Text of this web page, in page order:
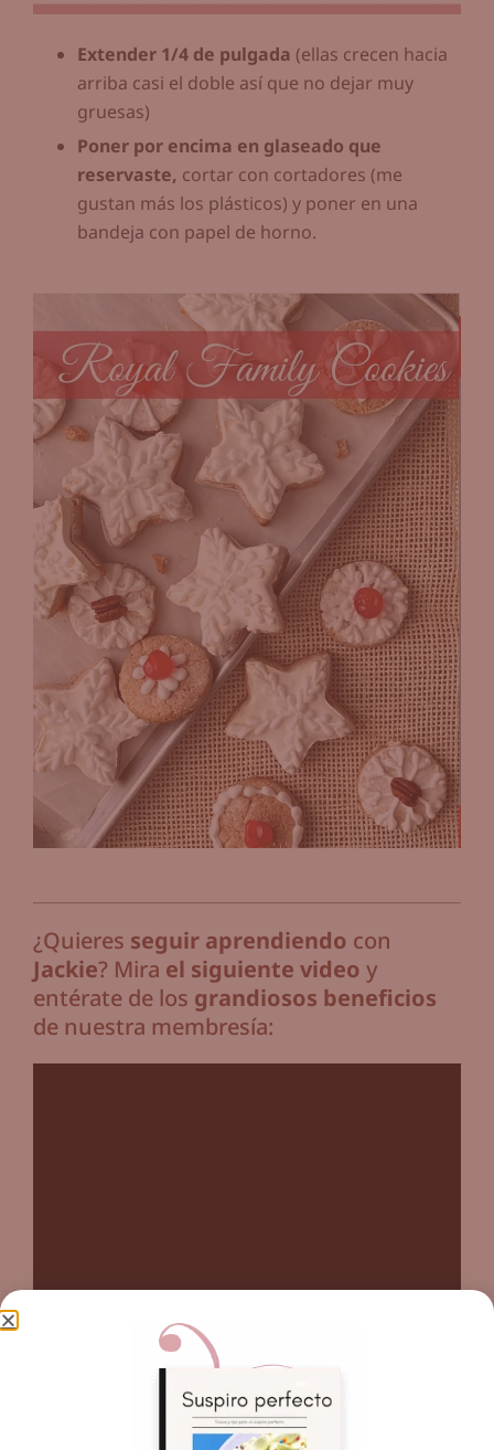
Extender 1/4 de pulgada (ellas crecen hacia
arriba casi el doble así que no dejar muy
gruesas)
Poner por encima en glaseado que
reservaste, cortar con cortadores (me
gustan más los plásticos) y poner en una
bandeja con papel de horno.
¿Quieres seguir aprendiendo con
Jackie? Mira el siguiente video y
entérate de los grandiosos beneficios
de nuestra membresía: